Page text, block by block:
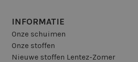
INFORMATIE
Onze schuimen
Onze stoffen
Nieuwe stoffen Lentez-Zomer